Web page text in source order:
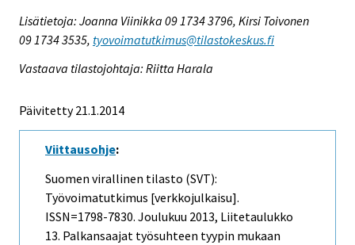
Lisätietoja: Joanna Viinikka 09 1734 3796, Kirsi Toivonen
09 1734 3535, tyovoimatutkimus@tilastokeskus.fi
Vastaava tilastojohtaja: Riitta Harala
Päivitetty 21.1.2014
Viittausohje:
Suomen virallinen tilasto (SVT):
Työvoimatutkimus [verkkojulkaisu].
ISSN=1798-7830. Joulukuu 2013, Liitetaulukko
13. Palkansaajat työsuhteen tyypin mukaan